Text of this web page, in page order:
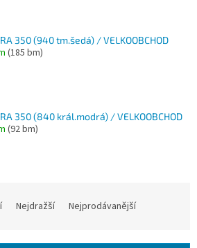
350 (940 tm.šedá) / VELKOOBCHOD
(185 bm)
350 (840 král.modrá) / VELKOOBCHOD
(92 bm)
Nejdražší Nejprodávanější